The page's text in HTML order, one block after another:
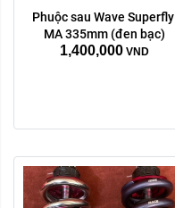
Phuộc sau Wave Superfly
MA 335mm (đen bạc)
1,400,000 VND
màu sắc:
Tím xanh bạc